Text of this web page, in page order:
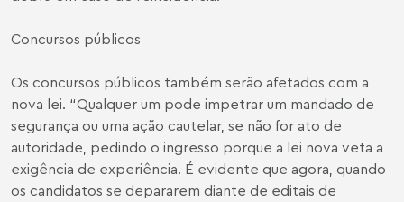
Concursos públicos
Os concursos públicos também serão afetados com a
nova lei. “Qualquer um pode impetrar um mandado de
segurança ou uma ação cautelar, se não for ato de
autoridade, pedindo o ingresso porque a lei nova veta a
exigência de experiência. É evidente que agora, quando
os candidatos se depararem diante de editais de